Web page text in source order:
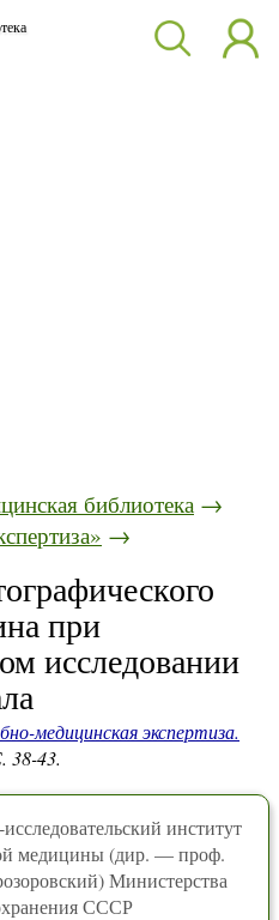
библиотека →
→
при
исследовании
медицинская экспертиза.
43.
институт
медицины (дир. — проф.
Министерства
СССР